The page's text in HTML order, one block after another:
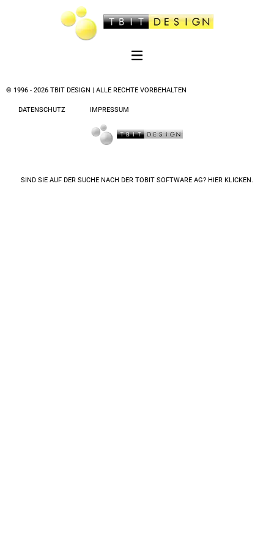
© 1996 - 2026 TBIT DESIGN | ALLE RECHTE VORBEHALTEN
DATENSCHUTZ IMPRESSUM
SIND SIE AUF DER SUCHE NACH DER TOBIT SOFTWARE AG? HIER KLICKEN.